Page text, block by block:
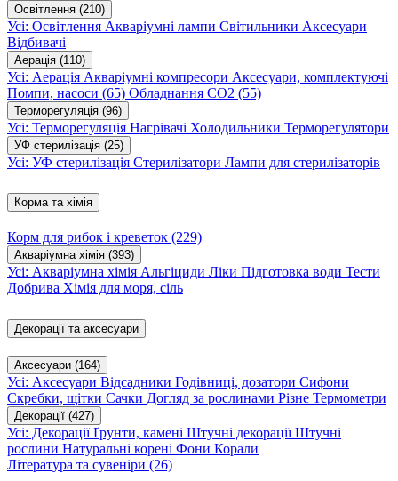
Освітлення (210)
Усі: Освітлення Акваріумні лампи Світильники Аксесуари
Відбивачі
Аерація (110)
Усі: Аерація Акваріумні компресори Аксесуари, комплектуючі
Помпи, насоси (65) Обладнання CO2 (55)
Терморегуляція (96)
Усі: Терморегуляція Нагрівачі Холодильники Терморегулятори
УФ стерилізація (25)
Усі: УФ стерилізація Стерилізатори Лампи для стерилізаторів
Корма та хімія
Корм для рибок і креветок (229)
Акваріумна хімія (393)
Усі: Акваріумна хімія Альгіциди Ліки Підготовка води Тести
Добрива Хімія для моря, сіль
Декорації та аксесуари
Аксесуари (164)
Усі: Аксесуари Відсадники Годівниці, дозатори Сифони
Скребки, щітки Сачки Догляд за рослинами Різне Термометри
Декорації (427)
Усі: ДекораціїҐрунти, камені Штучні декораціїШтучні
рослини Натуральні корені Фони Корали
Література та сувеніри (26)